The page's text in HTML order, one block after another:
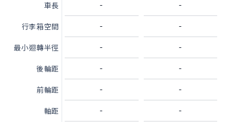
車款特輯
車主專區
預約保修
車長 - -
行李箱空間 - -
最小迴轉半徑 - -
後輪距 - -
前輪距 - -
軸距 - -